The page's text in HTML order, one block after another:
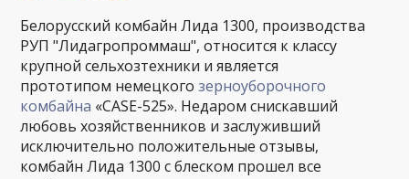
Белорусский комбайн Лида 1300, производства
РУП "Лидагропроммаш", относится к классу
крупной сельхозтехники и является
прототипом немецкогозерноуборочного
комбайна «СASE-525». Недаром снискавший
любовь хозяйственников и заслуживший
исключительно положительные отзывы,
комбайн Лида 1300 с блеском прошел все